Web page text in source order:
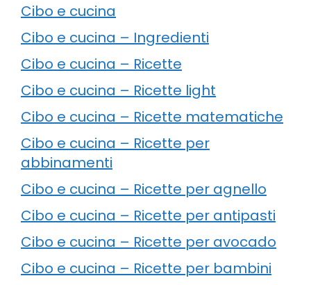
Cibo e cucina
Cibo e cucina – Ingredienti
Cibo e cucina – Ricette
Cibo e cucina – Ricette light
Cibo e cucina – Ricette matematiche
Cibo e cucina – Ricette per
abbinamenti
Cibo e cucina – Ricette per agnello
Cibo e cucina – Ricette per antipasti
Cibo e cucina – Ricette per avocado
Cibo e cucina – Ricette per bambini